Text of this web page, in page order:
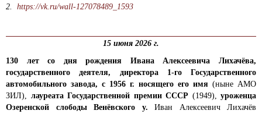
2. https://vk.ru/wall-127078489_1593
15 июня 2026 г.
130
лет со дня рождения Ивана Алексеевича Лихачёва,
государственного деятеля, директора 1-го Государственного
автомобильного завода, с 1956 г. носящего его имя (ныне АМО
ЗИЛ), лауреата Государственной премии СССР (1949), уроженца
Озеренской слободы Венёвского у. Иван Алексеевич Лихачёв